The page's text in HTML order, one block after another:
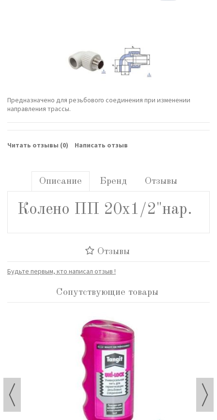
Предназначено для резьбового соединения при изменении
направления трассы.
Читать отзывы (0) Написать отзыв
Описание Бренд Отзывы
Колено ПП 20х1/2"нар.
Отзывы
Будьте первым, кто написал отзыв !
Сопутствующие товары